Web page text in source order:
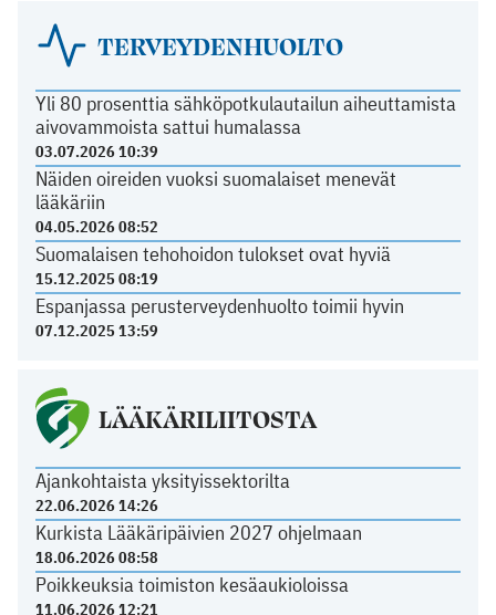
TERVEYDENHUOLTO
Yli 80 prosenttia sähköpotkulautailun aiheuttamista
aivovammoista sattui humalassa
03.07.2026 10:39
Näiden oireiden vuoksi suomalaiset menevät
lääkäriin
04.05.2026 08:52
Suomalaisen tehohoidon tulokset ovat hyviä
15.12.2025 08:19
Espanjassa perusterveydenhuolto toimii hyvin
07.12.2025 13:59
LÄÄKÄRILIITOSTA
Ajankohtaista yksityissektorilta
22.06.2026 14:26
Kurkista Lääkäripäivien 2027 ohjelmaan
18.06.2026 08:58
Poikkeuksia toimiston kesäaukioloissa
11.06.2026 12:21